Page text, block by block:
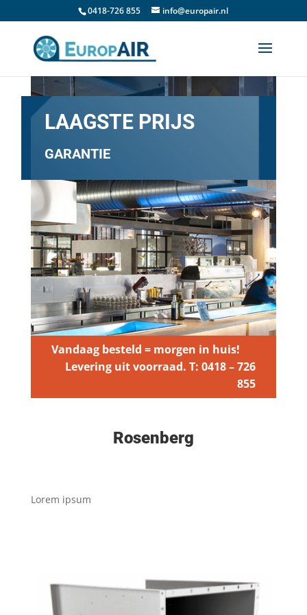
0418-726 855 info@europair.nl
LAAGSTE PRIJS
GARANTIE
Vandaag besteld = morgen in huis!
Levering uit voorraad. T: 0418 – 726
855
Rosenberg
Lorem ipsum